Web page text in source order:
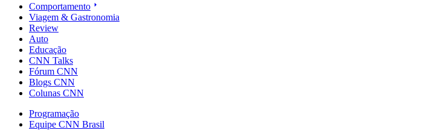
Comportamento
Viagem & Gastronomia
Review
Auto
Educação
CNN Talks
Fórum CNN
Blogs CNN
Colunas CNN
Programação
Equipe CNN Brasil